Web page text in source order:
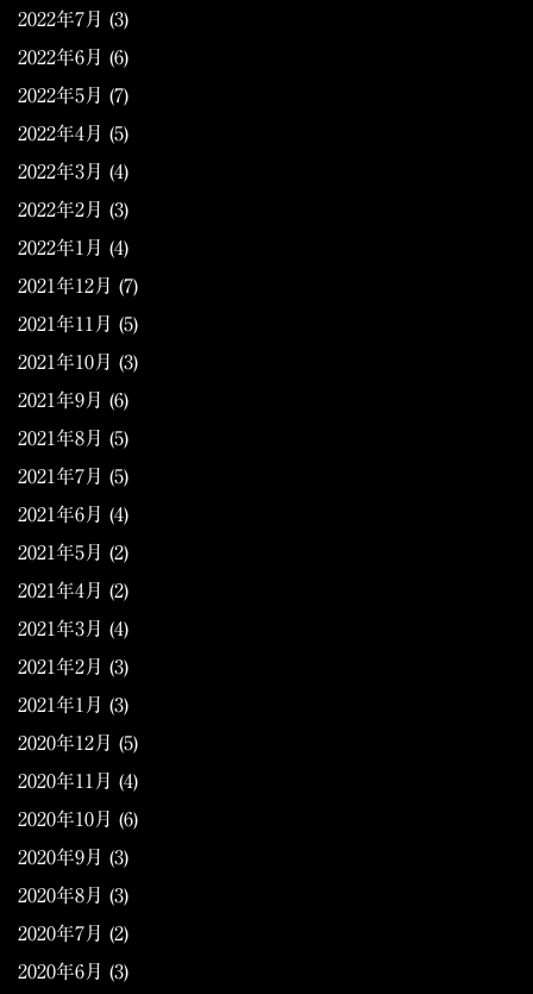
2022年7月 (3)
2022年6月 (6)
2022年5月 (7)
2022年4月 (5)
2022年3月 (4)
2022年2月 (3)
2022年1月 (4)
2021年12月 (7)
2021年11月 (5)
2021年10月 (3)
2021年9月 (6)
2021年8月 (5)
2021年7月 (5)
2021年6月 (4)
2021年5月 (2)
2021年4月 (2)
2021年3月 (4)
2021年2月 (3)
2021年1月 (3)
2020年12月 (5)
2020年11月 (4)
2020年10月 (6)
2020年9月 (3)
2020年8月 (3)
2020年7月 (2)
2020年6月 (3)